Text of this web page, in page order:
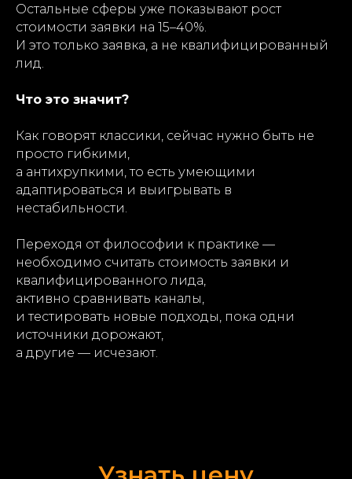
Остальные сферы уже показывают рост
стоимости заявки на 15–40%.
И это только заявка, а не квалифицированный
лид.
Что это значит?
Как говорят классики, сейчас нужно быть не
просто гибкими,
а антихрупкими, то есть умеющими
адаптироваться и выигрывать в
нестабильности.
Переходя от философии к практике —
необходимо считать стоимость заявки и
квалифицированного лида,
активно сравнивать каналы,
и тестировать новые подходы, пока одни
источники дорожают,
а другие — исчезают.